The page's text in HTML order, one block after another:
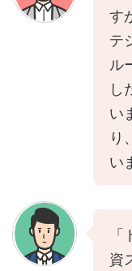
す
テ
ル
し
い
り
い
資